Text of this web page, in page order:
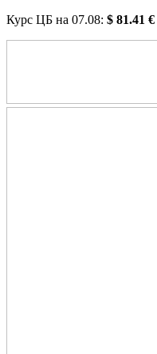
Курс ЦБ на 07.08: $ 81.41 €